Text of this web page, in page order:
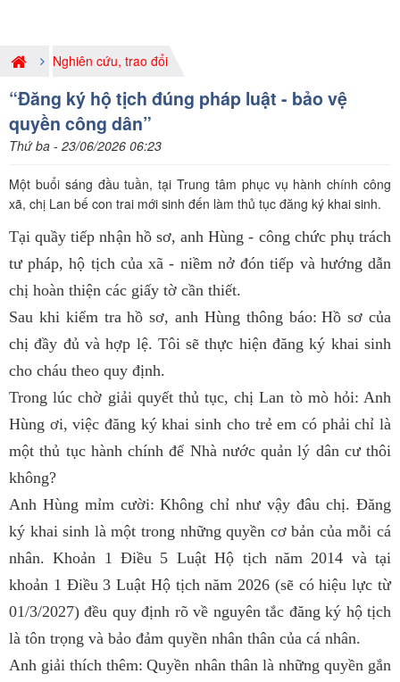
Nghiên cứu, trao đổi
“Đăng ký hộ tịch đúng pháp luật - bảo vệ
quyền công dân”
Thứ ba - 23/06/2026 06:23
Một buổi sáng đầu tuần, tại Trung tâm phục vụ hành chính công
xã, chị Lan bế con trai mới sinh đến làm thủ tục đăng ký khai sinh.
Tại quầy tiếp nhận hồ sơ, anh Hùng - công chức phụtrách
tư pháp, hộ tịch của xã - niềm nở đón tiếp và hướng dẫn
chị hoàn thiện các giấy tờ cần thiết.
Sau khi kiểm tra hồ sơ, anh Hùng thông báo: Hồ sơ của
chị đầy đủ và hợp lệ. Tôi sẽ thực hiện đăng ký khai sinh
cho cháu theo quy định.
Trong lúc chờ giải quyết thủ tục, chị Lan tò mò hỏi: Anh
Hùng ơi, việc đăng ký khai sinh cho trẻ em có phải chỉ là
một thủ tục hành chính để Nhà nước quản lý dân cư thôi
không?
Anh Hùng mỉm cười: Không chỉ như vậy đâu chị. Đăng
ký khai sinh là một trong những quyền cơ bản của mỗi cá
nhân. Khoản 1 Điều 5 Luật Hộ tịch năm 2014 và tại
khoản 1 Điều 3 Luật Hộ tịch năm 2026 (sẽ có hiệu lực từ
01/3/2027) đều quy định rõvề nguyên tắc đăng ký hộ tịch
là tôn trọng và bảo đảm quyền nhân thân của cá nhân.
Anh giải thích thêm: Quyền nhân thân là những quyền gắn